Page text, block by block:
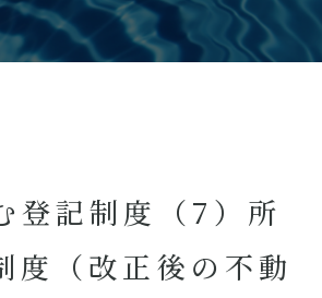
登記制度（7）所
度（改正後の不動